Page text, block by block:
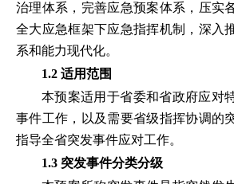
治理体系，完善应急预案体系，压实
全大应急框架下应急指挥机制，深入
系和能力现代化。
1.2 适用范围
本预案适用于省委和省政府应对
事件工作，以及需要省级指挥协调的
指导全省突发事件应对工作。
1.3 突发事件分类分级